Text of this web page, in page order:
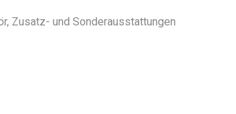
Zusatz- und Sonderausstattungen